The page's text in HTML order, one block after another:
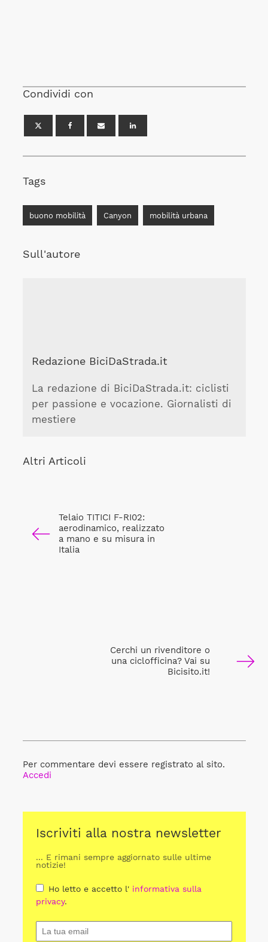
Condividi con
Tags
buono mobilità Canyon mobilità urbana
Sull'autore
Redazione BiciDaStrada.it
La redazione di BiciDaStrada.it: ciclisti
per passione e vocazione. Giornalisti di
mestiere
Altri Articoli
Telaio TITICI F-RI02:
aerodinamico, realizzato
a mano e su misura in
Italia
Cerchi un rivenditore o
una ciclofficina? Vai su
Bicisito.it!
Per commentare devi essere registrato al sito.
Accedi
Iscriviti alla nostra newsletter
... E rimani sempre aggiornato sulle ultime
notizie!
Ho letto e accetto l' informativa sulla
privacy.